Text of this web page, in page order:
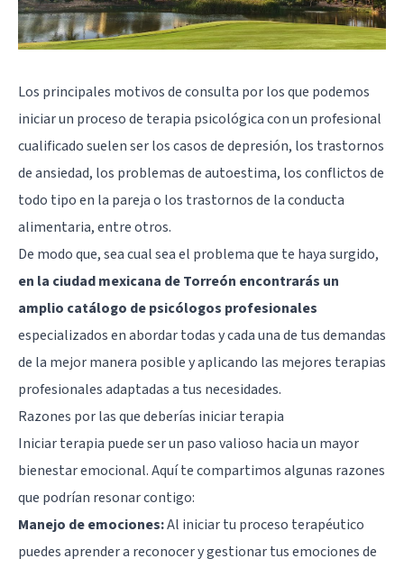
Los principales motivos de consulta por los que podemos
iniciar un proceso de terapia psicológica con un profesional
cualificado suelen ser los casos de depresión, los trastornos
de ansiedad, los problemas de autoestima, los conflictos de
todo tipo en la pareja o los trastornos de la conducta
alimentaria, entre otros.
De modo que, sea cual sea el problema que te haya surgido,
en la ciudad mexicana de Torreón encontrarás un
amplio catálogo de psicólogos profesionales
especializados en abordar todas y cada una de tus demandas
de la mejor manera posible y aplicando las mejores terapias
profesionales adaptadas a tus necesidades.
Razones por las que deberías iniciar terapia
Iniciar terapia puede ser un paso valioso hacia un mayor
bienestar emocional. Aquí te compartimos algunas razones
que podrían resonar contigo:
Manejo de emociones:Al iniciar tu proceso terapéutico
puedes aprender a reconocer y gestionar tus emociones de